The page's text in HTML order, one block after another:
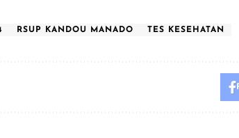
RSUP KANDOU MANADO TES KESEHATAN